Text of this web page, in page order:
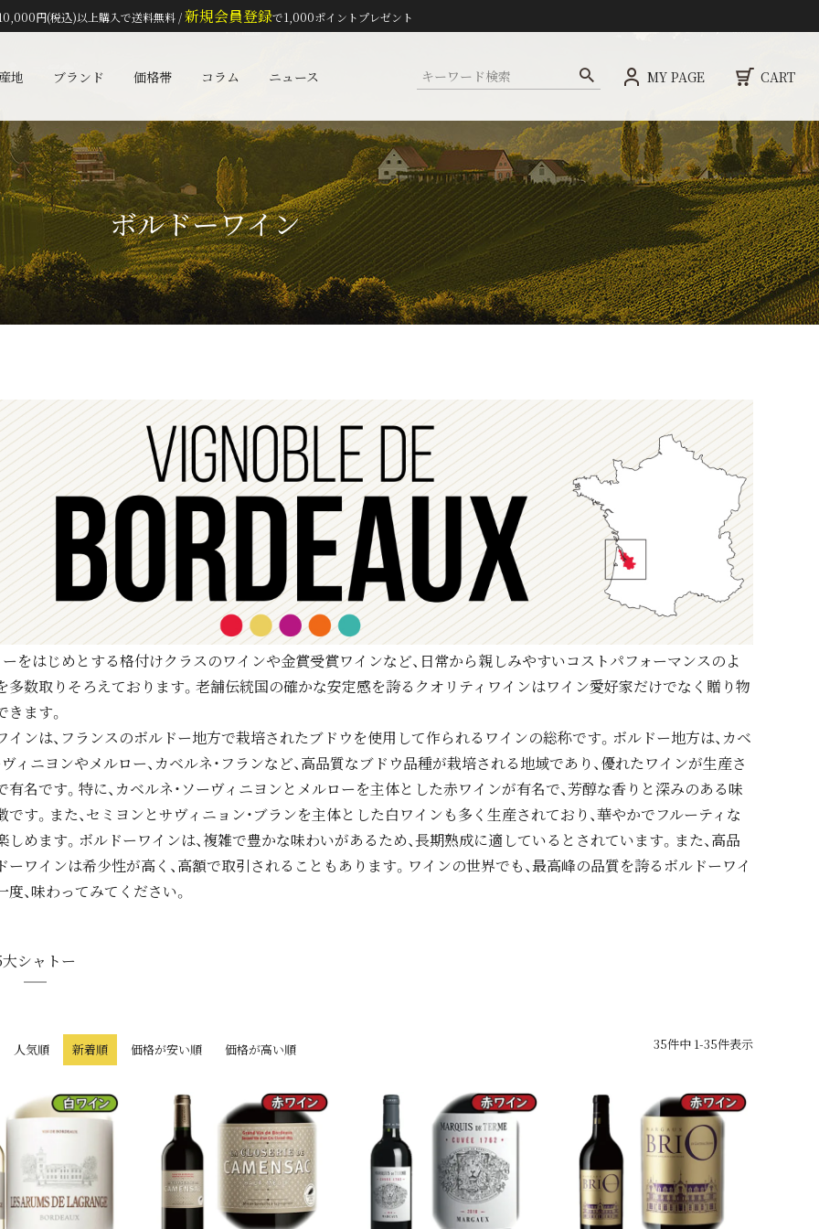
円(税込)以上購入で送料無料 /新規会員登録で1,000ポイントプレゼント
地 ブランド 価格帯 コラム ニュース
検索 MY PAGE CART
ボルドーワイン
をはじめとする格付けクラスのワインや金賞受賞ワインなど、日常から親しみやすいコストパフォーマンスのよ
多数取りそろえております。老舗伝統国の確かな安定感を誇るクオリティワインはワイン愛好家だけでなく贈り物
ます。
インは、フランスのボルドー地方で栽培されたブドウを使用して作られるワインの総称です。ボルドー地方は、カベ
ヴィニヨンやメルロー、カベルネ・フランなど、高品質なブドウ品種が栽培される地域であり、優れたワインが生産さ
有名です。特に、カベルネ・ソーヴィニヨンとメルローを主体とした赤ワインが有名で、芳醇な香りと深みのある味
です。また、セミヨンとサヴィニョン・ブランを主体とした白ワインも多く生産されており、華やかでフルーティな
しめます。ボルドーワインは、複雑で豊かな味わいがあるため、長期熟成に適しているとされています。また、高品
ーワインは希少性が高く、高額で取引されることもあります。ワインの世界でも、最高峰の品質を誇るボルドーワイ
、味わってみてください。
シャトー
人気順 新着順 価格が安い順 価格が高い順 35件中 1-35件表示